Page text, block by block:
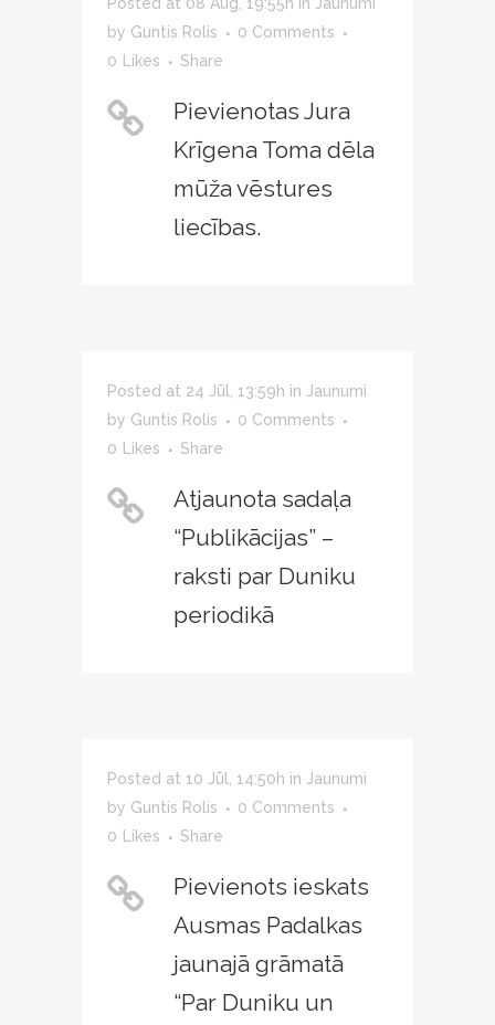
by Guntis Rolis
0 Comments
0
Likes Share
Pievienotas Jura
Krīgena Toma dēla
mūža vēstures
liecības.
Posted at 24 Jūl, 13:59h in Jaunumi
by Guntis Rolis
0 Comments
0
Likes Share
Atjaunota sadaļa
“Publikācijas” –
raksti par Duniku
periodikā
Posted at 10 Jūl, 14:50h in Jaunumi
by Guntis Rolis
0 Comments
0
Likes Share
Pievienots ieskats
Ausmas Padalkas
jaunajā grāmatā
“Par Duniku un